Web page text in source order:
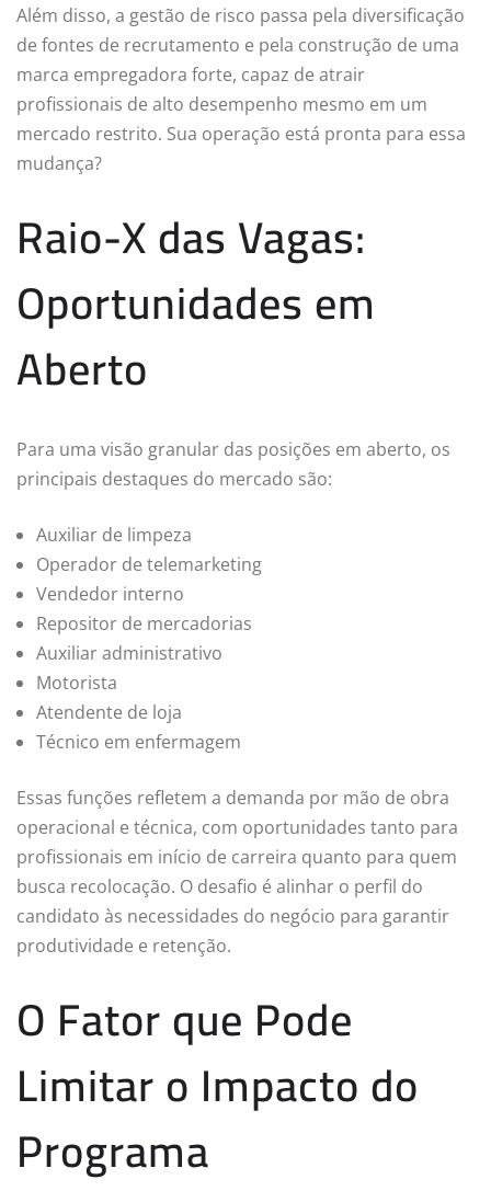
Além disso, a gestão de risco passa pela diversificação
de fontes de recrutamento e pela construção de uma
marca empregadora forte, capaz de atrair
profissionais de alto desempenho mesmo em um
mercado restrito. Sua operação está pronta para essa
mudança?
Raio-X das Vagas:
Oportunidades em
Aberto
Para uma visão granular das posições em aberto, os
principais destaques do mercado são:
Auxiliar de limpeza
Operador de telemarketing
Vendedor interno
Repositor de mercadorias
Auxiliar administrativo
Motorista
Atendente de loja
Técnico em enfermagem
Essas funções refletem a demanda por mão de obra
operacional e técnica, com oportunidades tanto para
profissionais em início de carreira quanto para quem
busca recolocação. O desafio é alinhar o perfil do
candidato às necessidades do negócio para garantir
produtividade e retenção.
O Fator que Pode
Limitar o Impacto do
Programa